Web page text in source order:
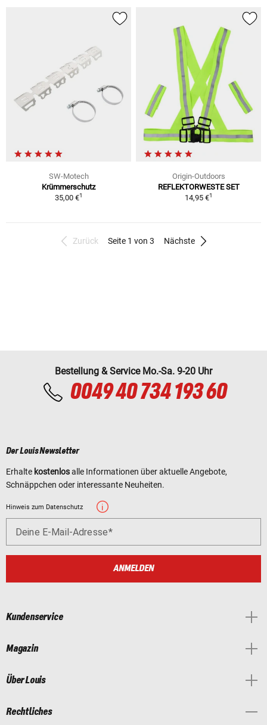
SW-Motech
Krümmerschutz
35,00 €1
Origin-Outdoors
REFLEKTORWESTE SET
14,95 €1
Zurück Seite 1 von 3 Nächste
Bestellung & Service Mo.-Sa. 9-20 Uhr
0049 40 734 193 60
Der Louis Newsletter
Erhalte kostenlosalle Informationen über aktuelle Angebote,
Schnäppchen oder interessante Neuheiten.
Hinweis zum Datenschutz
Deine E-Mail-Adresse
ANMELDEN
Kundenservice
Magazin
Über Louis
Rechtliches